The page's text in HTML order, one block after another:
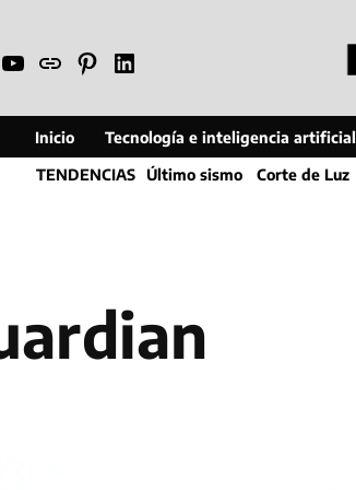
YouTube
WebPinterestLinkedin
Inicio Tecnología e inteligencia artificial
TENDENCIAS Último sismo Corte de Luz